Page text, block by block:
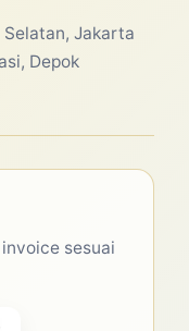
Jakarta
Depok
sesuai